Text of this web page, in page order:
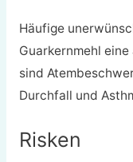
Häufige
Guarkernmehl
sind
Durchfall und
Risken